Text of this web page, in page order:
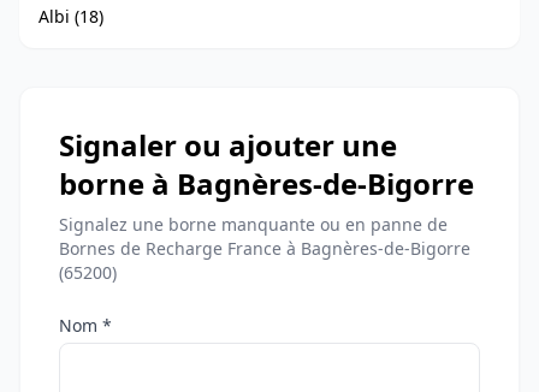
Albi (18)
Signaler ou ajouter une
borne à Bagnères-de-Bigorre
Signalez une borne manquante ou en panne de
Bornes de Recharge France à Bagnères-de-Bigorre
(65200)
Nom *